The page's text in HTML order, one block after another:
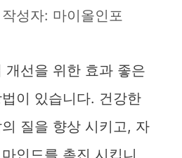
작성자: 마이올인포
개선을 위한 효과 좋은
법이 있습니다. 건강한
질을 향상 시키고, 자
인드를 촉진 시킵니